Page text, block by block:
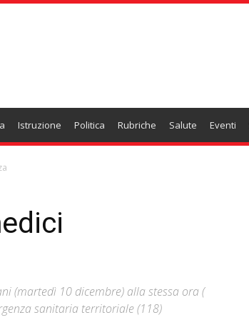
Istruzione Politica Rubriche Salute Eventi
(martedì 10 dicembre) alla stessa ora (
sanitaria territoriale (118)